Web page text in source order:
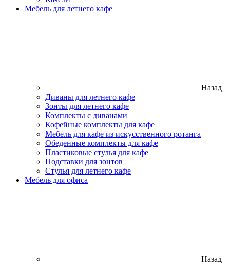
Мебель для летнего кафе
Назад
Диваны для летнего кафе
Зонты для летнего кафе
Комплекты с диванами
Кофейные комплекты для кафе
Мебель для кафе из искусственного ротанга
Обеденные комплекты для кафе
Пластиковые стулья для кафе
Подставки для зонтов
Стулья для летнего кафе
Мебель для офиса
Назад